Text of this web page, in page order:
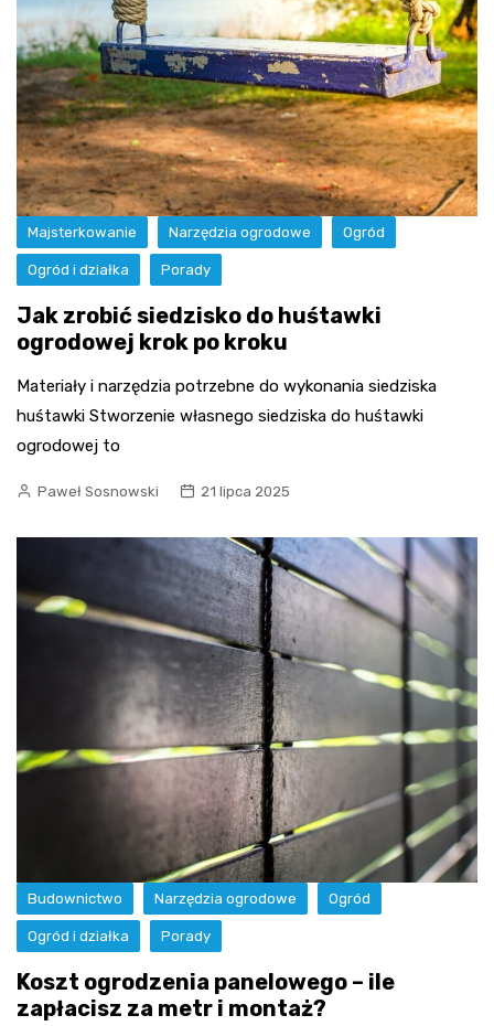
Majsterkowanie Narzędzia ogrodowe Ogród
Ogród i działka Porady
Jak zrobić siedzisko do huśtawki
ogrodowej krok po kroku
Materiały i narzędzia potrzebne do wykonania siedziska
huśtawki Stworzenie własnego siedziska do huśtawki
ogrodowej to
Paweł Sosnowski 21 lipca 2025
Budownictwo Narzędzia ogrodowe Ogród
Ogród i działka Porady
Koszt ogrodzenia panelowego – ile
zapłacisz za metr i montaż?